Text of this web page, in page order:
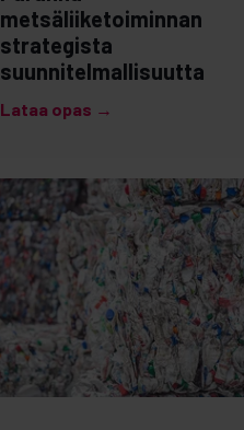
metsäliiketoiminnan
strategista
suunnitelmallisuutta
Lataa opas →